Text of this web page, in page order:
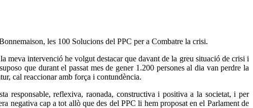
les 100 Solucions del PPC per a Combatre la crisi.
meva intervenció he volgut destacar que davant de la greu situació de crisi i
que durant el passat mes de gener 1.200 persones al dia van perdre la
cal reaccionar amb força i contundència.
responsable, reflexiva, raonada, constructiva i positiva a la societat, i per
negativa cap a tot allò que des del PPC li hem proposat en el Parlament de